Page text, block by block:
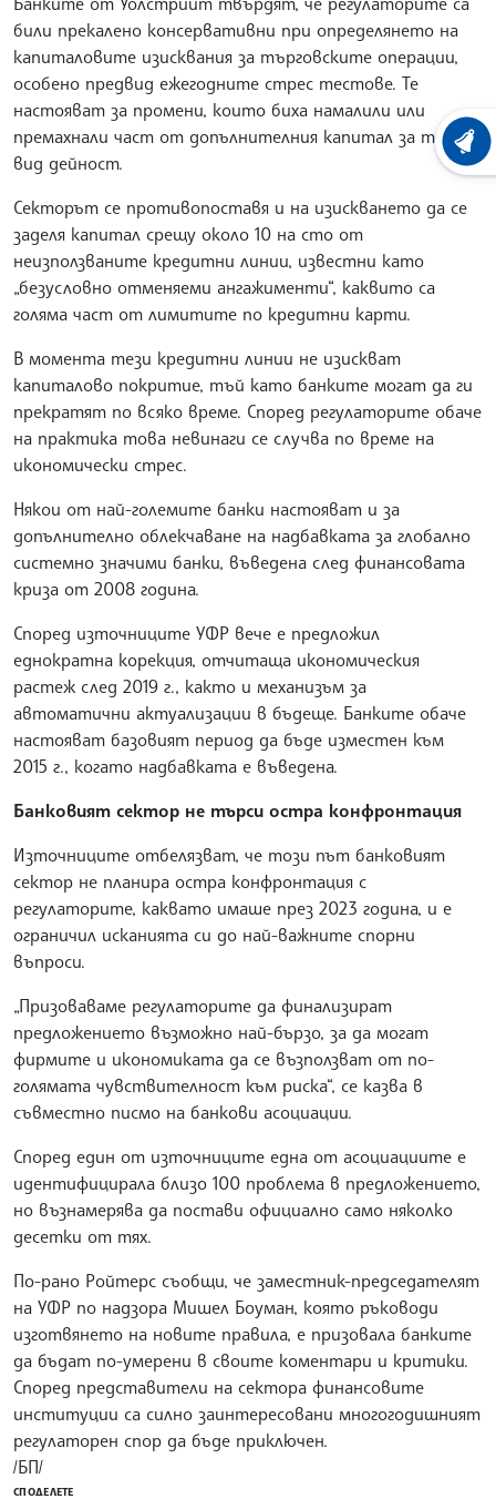
били прекалено консервативни при определянето на
капиталовите изисквания за търговските операции,
особено предвид ежегодните стрес тестове. Те
настояват за промени, които биха намалили или
премахнали част от допълнителния капитал за този
вид дейност.
Секторът се противопоставя и на изискването да се
заделя капитал срещу около 10 на сто от
неизползваните кредитни линии, известни като
„безусловно отменяеми ангажименти“, каквито са
голяма част от лимитите по кредитни карти.
В момента тези кредитни линии не изискват
капиталово покритие, тъй като банките могат да ги
прекратят по всяко време. Според регулаторите обаче
на практика това невинаги се случва по време на
икономически стрес.
Някои от най-големите банки настояват и за
допълнително облекчаване на надбавката за глобално
системно значими банки, въведена след финансовата
криза от 2008 година.
Според източниците УФР вече е предложил
еднократна корекция, отчитаща икономическия
растеж след 2019 г., както и механизъм за
автоматични актуализации в бъдеще. Банките обаче
настояват базовият период да бъде изместен към
2015 г., когато надбавката е въведена.
Банковият сектор не търси остра конфронтация
Източниците отбелязват, че този път банковият
сектор не планира остра конфронтация с
регулаторите, каквато имаше през 2023 година, и е
ограничил исканията си до най-важните спорни
въпроси.
„Призоваваме регулаторите да финализират
предложението възможно най-бързо, за да могат
фирмите и икономиката да се възползват от по-
голямата чувствителност към риска“, се казва в
съвместно писмо на банкови асоциации.
Според един от източниците една от асоциациите е
идентифицирала близо 100 проблема в предложението,
но възнамерява да постави официално само няколко
десетки от тях.
По-рано Ройтерс съобщи, че заместник-председателят
на УФР по надзора Мишел Боуман, която ръководи
изготвянето на новите правила, е призовала банките
да бъдат по-умерени в своите коментари и критики.
Според представители на сектора финансовите
институции са силно заинтересовани многогодишният
регулаторен спор да бъде приключен.
/БП/
СПОДЕЛЕТЕ